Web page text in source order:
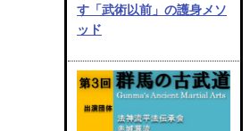
す「武術以前」の護身メソ
ッド